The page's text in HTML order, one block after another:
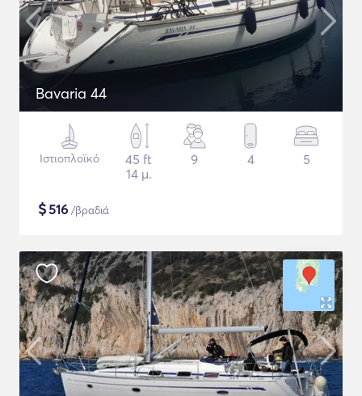
Bavaria 44
Ιστιοπλοϊκό
45 ft
14 μ.
9 4 5
$516 /βραδιά